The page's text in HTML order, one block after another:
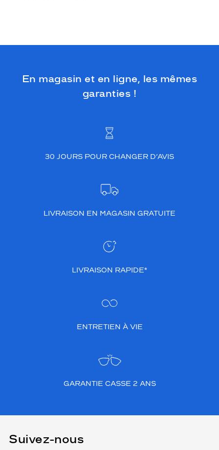
En magasin et en ligne, les mêmes
garanties !
30 JOURS POUR CHANGER D’AVIS
LIVRAISON EN MAGASIN GRATUITE
LIVRAISON RAPIDE*
ENTRETIEN À VIE
GARANTIE CASSE 2 ANS
Suivez-nous